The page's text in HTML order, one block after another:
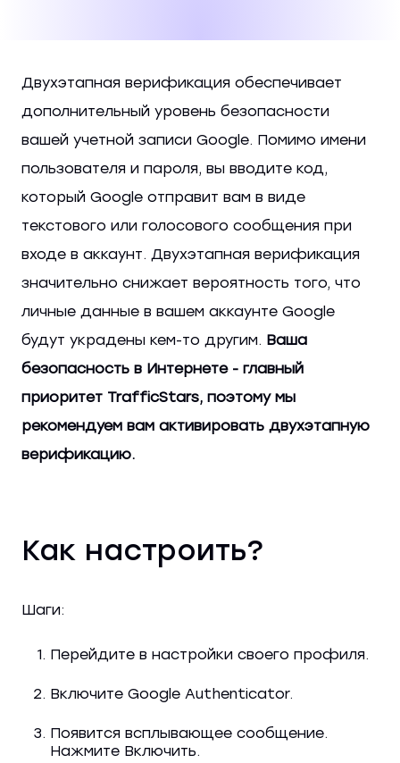
Двухэтапная верификация обеспечивает
дополнительный уровень безопасности
вашей учетной записи Google. Помимо имени
пользователя и пароля, вы вводите код,
который Google отправит вам в виде
текстового или голосового сообщения при
входе в аккаунт. Двухэтапная верификация
значительно снижает вероятность того, что
личные данные в вашем аккаунте Google
будут украдены кем-то другим. Ваша
безопасность в Интернете - главный
приоритет TrafficStars, поэтому мы
рекомендуем вам активировать двухэтапную
верификацию.
Как настроить?
Шаги:
Перейдите в настройки своего профиля.
Включите Google Authenticator.
Появится всплывающее сообщение.
Нажмите Включить.